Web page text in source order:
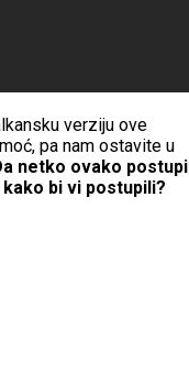
verziju ove
pa nam ostavite u
netko ovako postupi
bi vi postupili?